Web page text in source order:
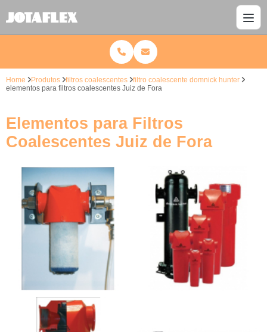
Home Produtos filtros coalescentes
filtro coalescente domnick hunter
elementos para filtros coalescentes Juiz de Fora
Elementos para Filtros
Coalescentes Juiz de Fora